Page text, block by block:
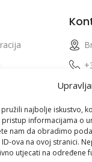
najbolje iskustvo,
informacijama o
nam da obradimo
ova na ovoj stranici.
utjecati na određene
profila
ID:
PDV